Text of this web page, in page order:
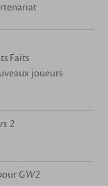
Faits
joueurs
2
GW2